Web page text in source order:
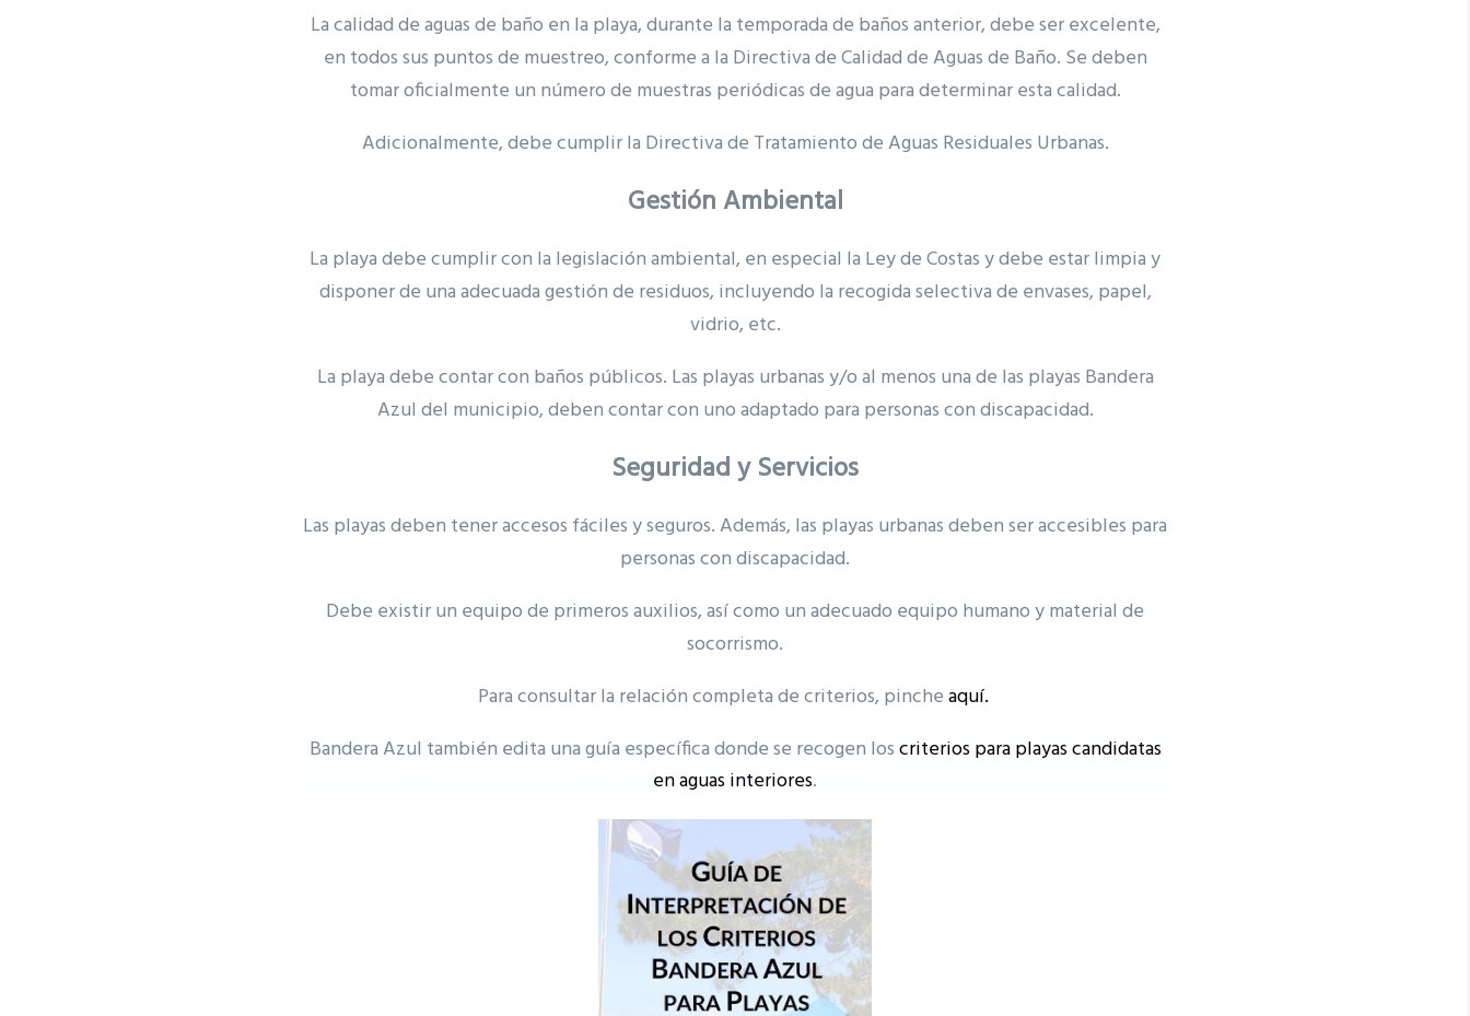
La calidad de aguas de baño en la playa, durante la temporada de baños anterior, debe ser excelente,
en todos sus puntos de muestreo, conforme a la Directiva de Calidad de Aguas de Baño. Se deben
tomar oficialmente un número de muestras periódicas de agua para determinar esta calidad.
Adicionalmente, debe cumplir la Directiva de Tratamiento de Aguas Residuales Urbanas.
Gestión Ambiental
La playa debe cumplir con la legislación ambiental, en especial la Ley de Costas y debe estar limpia y
disponer de una adecuada gestión de residuos, incluyendo la recogida selectiva de envases, papel,
vidrio, etc.
La playa debe contar con baños públicos. Las playas urbanas y/o al menos una de las playas Bandera
Azul del municipio, deben contar con uno adaptado para personas con discapacidad.
Seguridad y Servicios
Las playas deben tener accesos fáciles y seguros. Además, las playas urbanas deben ser accesibles para
personas con discapacidad.
Debe existir un equipo de primeros auxilios, así como un adecuado equipo humano y material de
socorrismo.
Para consultar la relación completa de criterios, pincheaquí.
Bandera Azul también edita una guía específica donde se recogen loscriterios para playas candidatas
en aguas interiores.